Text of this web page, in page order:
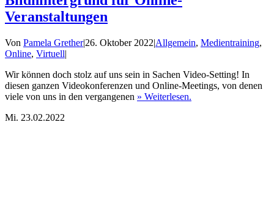
Veranstaltungen
Von Pamela Grether|26. Oktober 2022|Allgemein, Medientraining,
Online, Virtuell|
Wir können doch stolz auf uns sein in Sachen Video-Setting! In
diesen ganzen Videokonferenzen und Online-Meetings, von denen
viele von uns in den vergangenen » Weiterlesen.
Mi. 23.02.2022